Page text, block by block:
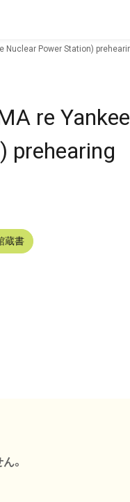
Power Station)
re Yankee
prehearing
蔵書
。